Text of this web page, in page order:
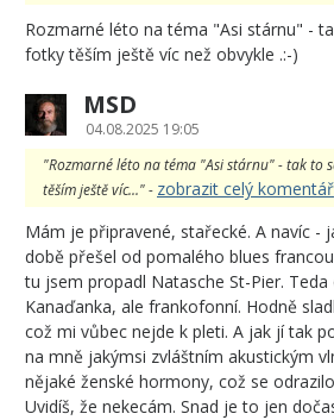
Rozmarné léto na téma "Asi stárnu" -
fotky těším ještě víc než obvykle .:-)
MSD
04.08.2025 19:05
"Rozmarné léto na téma "Asi stárnu" - tak to
těším ještě víc..." - zobrazit celý komentář
Mám je připravené, stařecké. A navíc -
době přešel od pomalého blues
tu jsem propadl Natasche St-Pier. Teda
Kanaďanka, ale frankofonní. Hodně
což mi vůbec nejde k pleti. A jak jí tak
na mně jakýmsi zvláštním akustickým
nějaké ženské hormony, což se
Uvidíš, že nekecám. Snad je to jen